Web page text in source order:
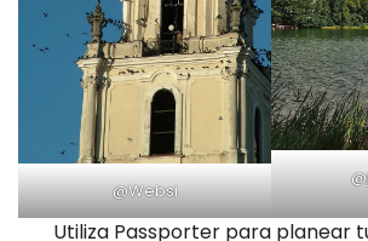
@Websi
Utiliza Passporter para planear